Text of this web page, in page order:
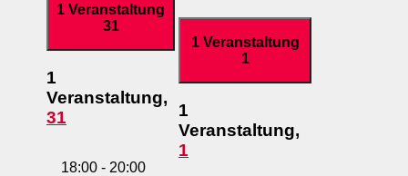
1 Veranstaltung
31
1
Veranstaltung,
31
18:00 - 20:00
1 Veranstaltung
1
1
Veranstaltung,
1